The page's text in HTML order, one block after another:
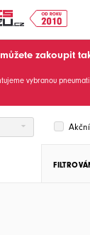
zakoupit
vybranou